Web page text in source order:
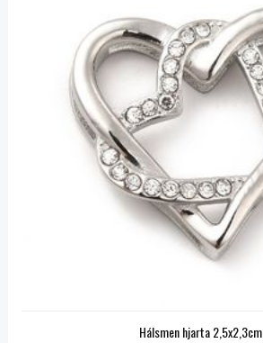
Hálsmen hjarta 2,5x2,3cm